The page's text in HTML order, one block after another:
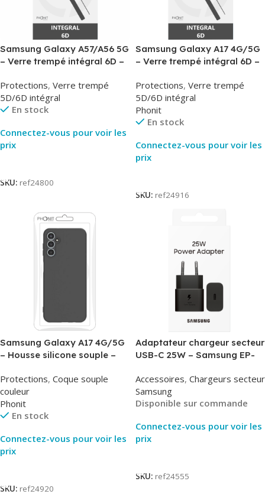
Samsung Galaxy A57/A56 5G
– Verre trempé intégral 6D –
Protections, Verre trempé
5D/6D intégral
En stock
Connectez-vous pour voir les
prix
SKU: ref24800
Samsung Galaxy A17 4G/5G
– Verre trempé intégral 6D –
Protections, Verre trempé
5D/6D intégral
Phonit
En stock
Connectez-vous pour voir les
prix
SKU: ref24916
Samsung Galaxy A17 4G/5G
– Housse silicone souple –
Protections, Coque souple
couleur
Phonit
En stock
Connectez-vous pour voir les
prix
SKU: ref24920
Adaptateur chargeur secteur
USB-C 25W – Samsung EP-
Packaging Original
Accessoires, Chargeurs secteur
Samsung
Disponible sur commande
Connectez-vous pour voir les
prix
SKU: ref24555